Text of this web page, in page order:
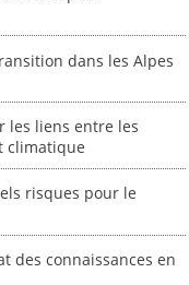
dans les Alpes
les liens entre les
climatique
risques pour le
des connaissances en